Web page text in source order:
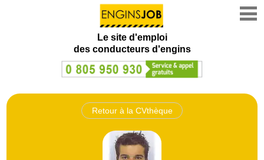
Le site d'emploi
des conducteurs d'engins
Retour à la CVthèque